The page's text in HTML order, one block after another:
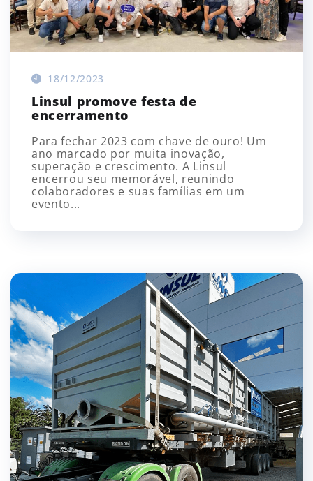
18/12/2023
Linsul promove festa de
encerramento
Para fechar 2023 com chave de ouro! Um
ano marcado por muita inovação,
superação e crescimento. A Linsul
encerrou seu memorável, reunindo
colaboradores e suas famílias em um
evento...